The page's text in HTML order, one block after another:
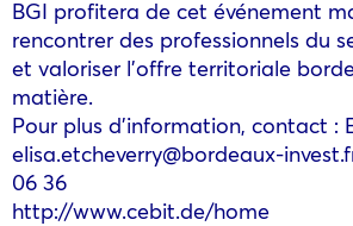
BGI profitera de cet événement
rencontrer des professionnels du
et valoriser l’offre territoriale
matière.
Pour plus d’information, contact :
elisa.etcheverry@bordeaux-
06 36
http://www.cebit.de/home